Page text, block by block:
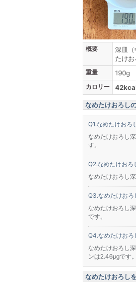
概要
深皿（
たけお
重量 190g
カロリー
なめたけおろし
なめたけおろ
なめたけおろし
す。
なめたけおろ
なめたけおろし
なめたけおろ
なめたけおろし
です。
なめたけおろ
なめたけおろし
ンは2.46μgです。
なめたけおろし